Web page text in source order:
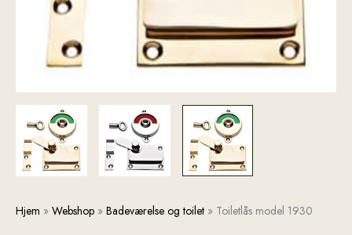
Hjem » Webshop » Badeværelse og toilet » Toiletlås model 1930
Toiletlås